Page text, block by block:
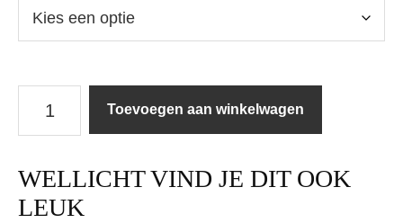
Schoen
Tasman
/
Toevoegen aan winkelwagen
WELLICHT VIND JE DIT OOK
LEUK